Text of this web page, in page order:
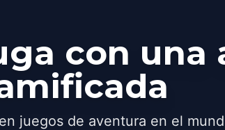
con una
juegos de aventura en el